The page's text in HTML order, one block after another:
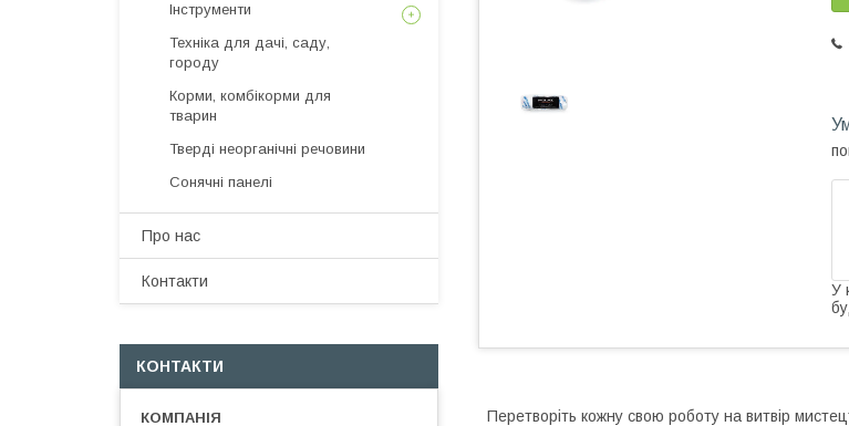
У
Перетворіть кожну свою роботу на витвір
Інструменти
Техніка для дачі, саду,
городу
Корми, комбікорми для
тварин
Тверді неорганічні речовини
Сонячні панелі
Про нас
Контакти
КОНТАКТИ